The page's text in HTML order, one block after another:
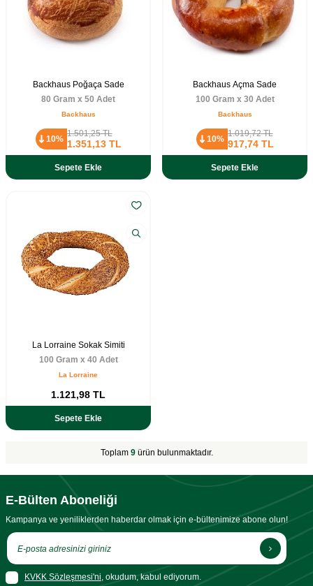
Backhaus Poğaça Sade
80 Gram x 50 Adet
Backhaus
10%
1.501,25TL
1.351,13TL
Sepete Ekle
Backhaus Açma Sade
100 Gram x 30 Adet
Backhaus
10%
1.019,72TL
917,74TL
Sepete Ekle
La Lorraine Sokak Simiti
100 Gram x 40 Adet
La Lorraine
1.121,98 TL
Sepete Ekle
Toplam 9ürün bulunmaktadır.
E-Bülten Aboneliği
Kampanya ve yeniliklerden haberdar olmak için e-bültenimize abone olun!
KVKK Sözleşmesi'ni, okudum, kabul ediyorum.